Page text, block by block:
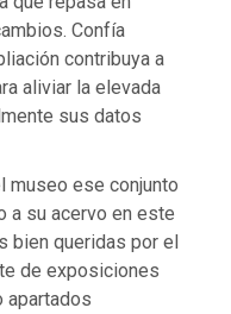
Confía
contribuya a
aliviar la elevada
sus datos
museo ese conjunto
a su acervo en este
bien queridas por el
de exposiciones
apartados